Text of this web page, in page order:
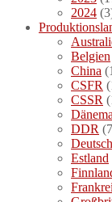
2024
Belgien
China
CSFR
CSSR
DDR
Estland